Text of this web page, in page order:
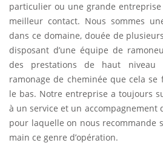
particulier ou une grande entreprise
meilleur contact. Nous sommes
dans ce domaine, douée de
disposant d’une équipe de
des prestations de haut niveau
ramonage de cheminée que cela
le bas. Notre entreprise a toujours
à un service et un accompagnement
pour laquelle on nous recommande
main ce genre d’opération.